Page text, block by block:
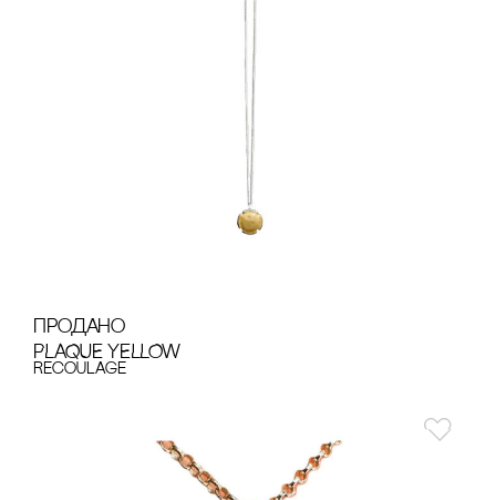
продано
PLAQUE YELLOW
recoulage